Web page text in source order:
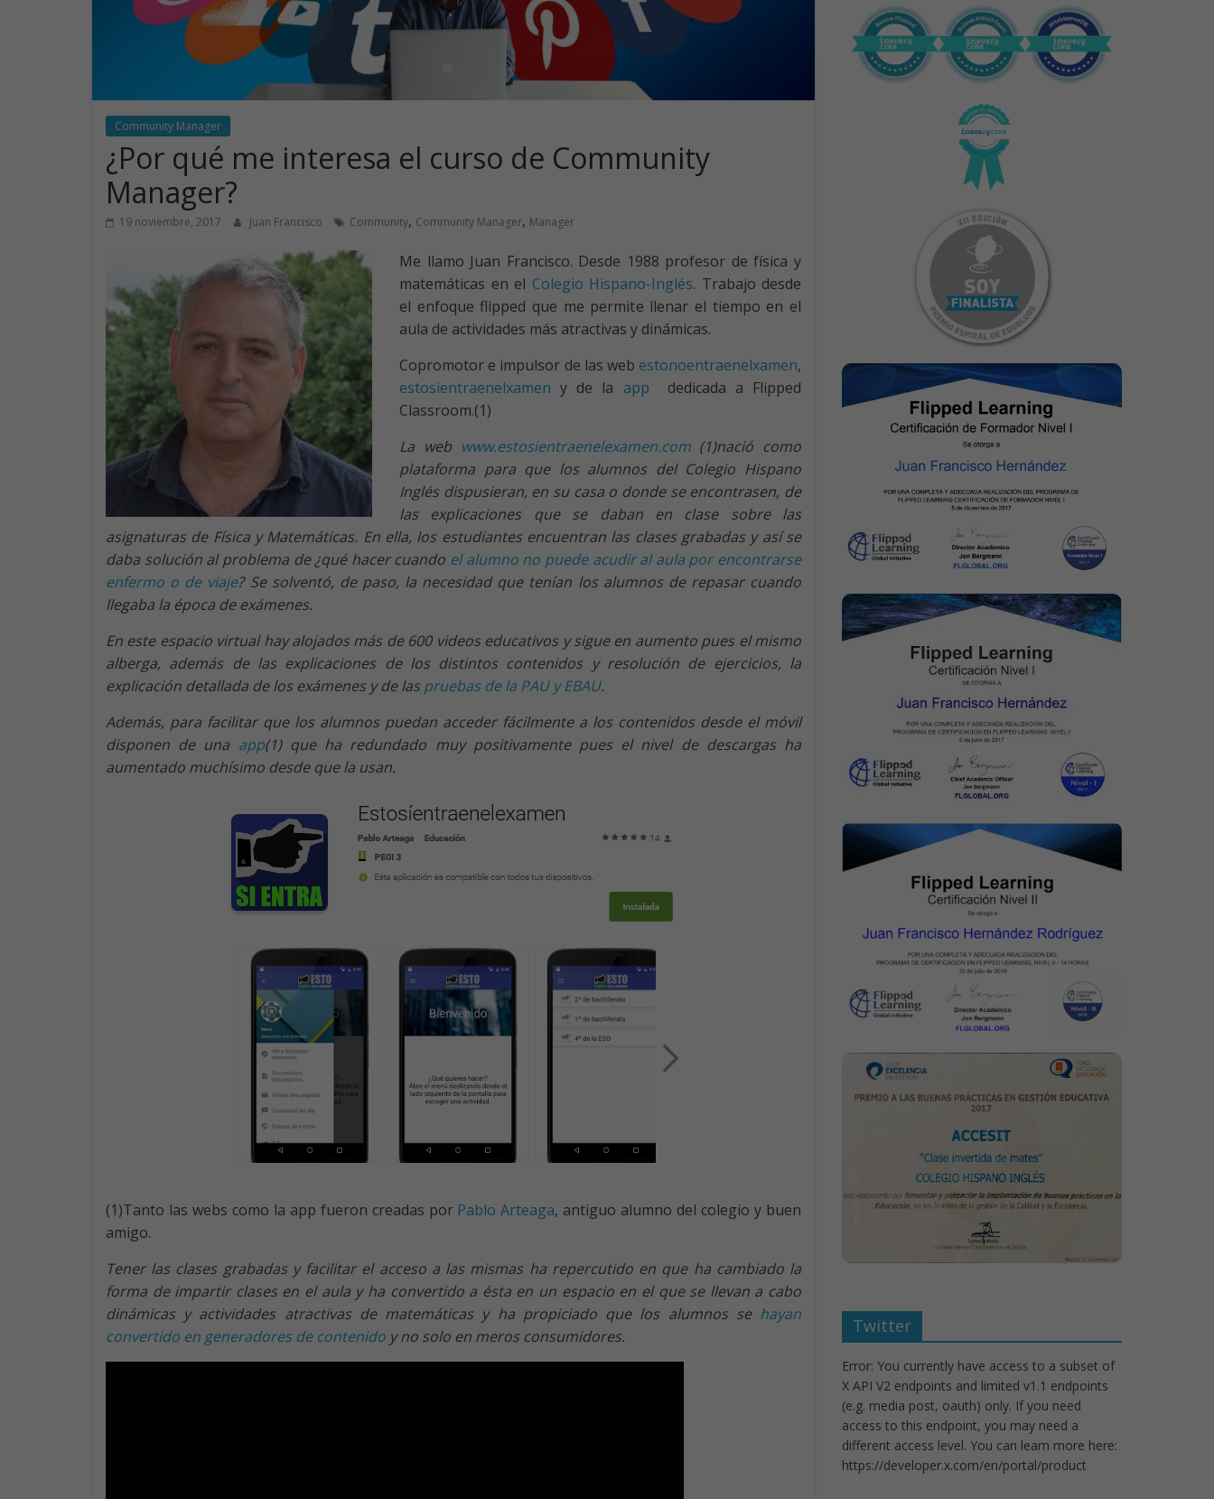
Community Manager
¿Por qué me interesa el curso de Community
Manager?
19 noviembre, 2017 Juan Francisco Community, Community Manager, Manager
Me llamo Juan Francisco. Desde 1988 profesor de física y
matemáticas en el Colegio Hispano-Inglés. Trabajo desde
el enfoque flipped que me permite llenar el tiempo en el
aula de actividades más atractivas y dinámicas.
Copromotor e impulsor de las web estonoentraenelxamen,
estosientraenelxamen y de la app dedicada a Flipped
Classroom.(1)
La web www.estosientraenelexamen.com(1)nació como
plataforma para que los alumnos del Colegio Hispano
Inglés dispusieran, en su casa o donde se encontrasen, de
las explicaciones que se daban en clase sobre las
asignaturas de Física y Matemáticas. En ella, los estudiantes encuentran las clases grabadas y así se
daba solución al problema de ¿qué hacer cuando el alumno no puede acudir al aula por encontrarse
enfermo o de viaje? Se solventó, de paso, la necesidad que tenían los alumnos de repasar cuando
llegaba la época de exámenes.
En este espacio virtual hay alojados más de 600 videos educativos y sigue en aumento pues el mismo
alberga, además de las explicaciones de los distintos contenidos y resolución de ejercicios, la
explicación detallada de los exámenes y de laspruebas de la PAU y EBAU.
Además, para facilitar que los alumnos puedan acceder fácilmente a los contenidos desde el móvil
disponen de una app(1) que ha redundado muy positivamente pues el nivel de descargas ha
aumentado muchísimo desde que la usan.
(1)Tanto las webs como la app fueron creadas por Pablo Arteaga, antiguo alumno del colegio y buen
amigo.
Tener las clases grabadas y facilitar el acceso a las mismas ha repercutido en que ha cambiado la
forma de impartir clases en el aula y ha convertido a ésta en un espacio en el que se llevan a cabo
dinámicas y actividades atractivas de matemáticas y ha propiciado que los alumnos se hayan
convertido en generadores de contenido y no solo en meros consumidores.
Twitter
Error: You currently have access to a subset of
X API V2 endpoints and limited v1.1 endpoints
(e.g. media post, oauth) only. If you need
access to this endpoint, you may need a
different access level. You can learn more here:
https://developer.x.com/en/portal/product